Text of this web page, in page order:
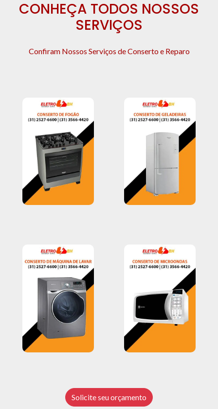
CONHEÇA TODOS NOSSOS
SERVIÇOS
Confiram Nossos Serviços de Conserto e Reparo
Solicite seu orçamento